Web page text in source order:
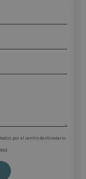
por el centro destinatario